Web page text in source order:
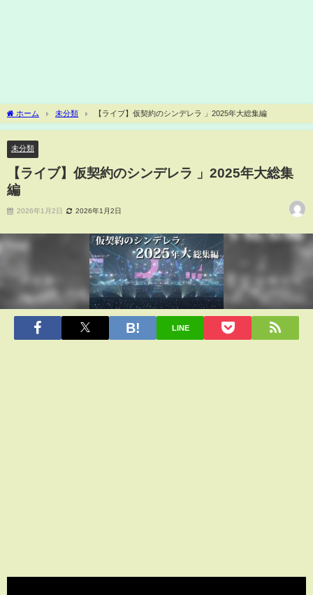
ホーム 未分類 【ライブ】仮契約のシンデレラ 」2025年大総集編
未分類
【ライブ】仮契約のシンデレラ 」2025年大総集
編
2026年1月2日 2026年1月2日
LINE